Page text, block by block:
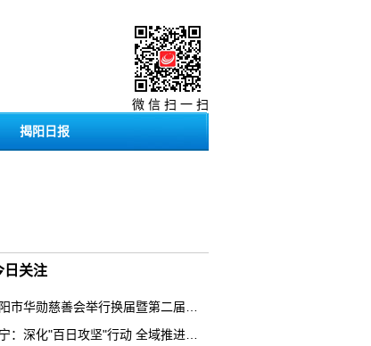
微 信 扫 一 扫
揭阳日报